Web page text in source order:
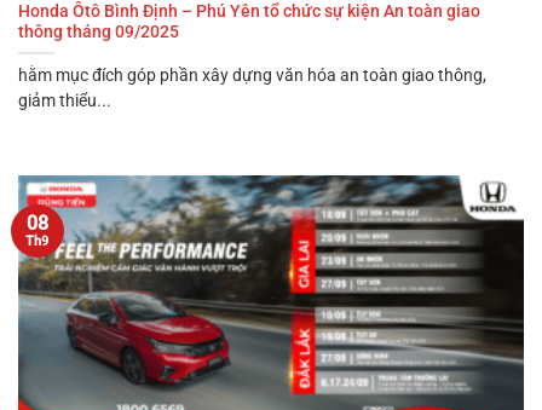
Honda Ôtô Bình Định – Phú Yên tổ chức sự kiện An toàn giao
thông tháng 09/2025
hằm mục đích góp phần xây dựng văn hóa an toàn giao thông,
giảm thiểu...
08
Th9